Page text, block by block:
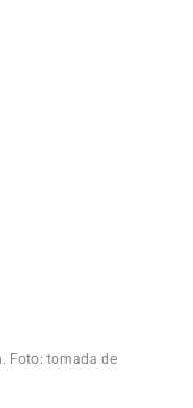
Foto: tomada de